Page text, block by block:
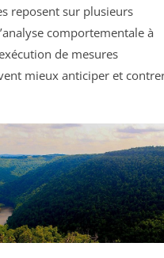
reposent sur plusieurs
comportementale à
de mesures
mieux anticiper et